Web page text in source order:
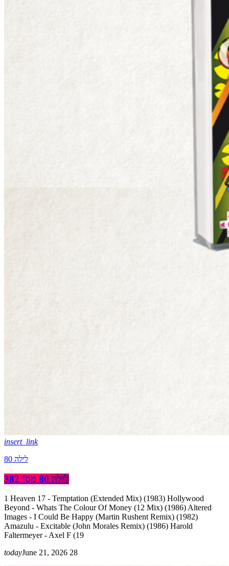
insert_link
לילה 80
לילה 80 מס’ 382
1 Heaven 17 - Temptation (Extended Mix) (1983) Hollywood
Beyond - Whats The Colour Of Money (12 Mix) (1986) Altered
Images - I Could Be Happy (Martin Rushent Remix) (1982)
Amazulu - Excitable (John Morales Remix) (1986) Harold
Faltermeyer - Axel F (19
todayJune 21, 2026 28